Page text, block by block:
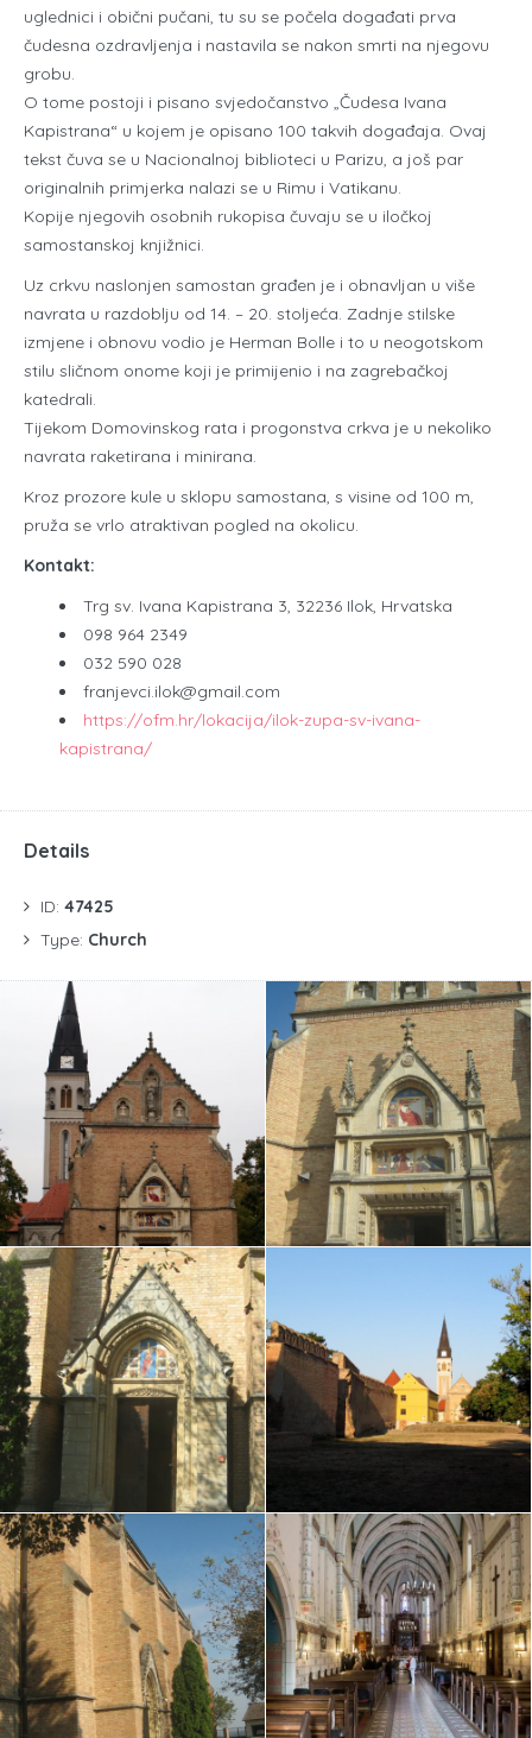
uglednici i obični pučani, tu su se počela događati prva
čudesna ozdravljenja i nastavila se nakon smrti na njegovu
grobu.
O tome postoji i pisano svjedočanstvo „Čudesa Ivana
Kapistrana“ u kojem je opisano 100 takvih događaja. Ovaj
tekst čuva se u Nacionalnoj biblioteci u Parizu, a još par
originalnih primjerka nalazi se u Rimu i Vatikanu.
Kopije njegovih osobnih rukopisa čuvaju se u iločkoj
samostanskoj knjižnici.
Uz crkvu naslonjen samostan građen je i obnavljan u više
navrata u razdoblju od 14. – 20. stoljeća. Zadnje stilske
izmjene i obnovu vodio je Herman Bolle i to u neogotskom
stilu sličnom onome koji je primijenio i na zagrebačkoj
katedrali.
Tijekom Domovinskog rata i progonstva crkva je u nekoliko
navrata raketirana i minirana.
Kroz prozore kule u sklopu samostana, s visine od 100 m,
pruža se vrlo atraktivan pogled na okolicu.
Kontakt:
Trg sv. Ivana Kapistrana 3, 32236 Ilok, Hrvatska
098 964 2349
032 590 028
franjevci.ilok@gmail.com
https://ofm.hr/lokacija/ilok-zupa-sv-ivana-
kapistrana/
Details
ID: 47425
Type: Church